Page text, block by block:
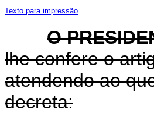
Texto para impressão
O
lhe confere o
atendendo ao
decreta: